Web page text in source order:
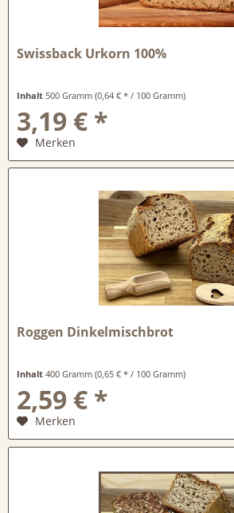
Swissback Urkorn 100%
Inhalt 500 Gramm(0,64 € * / 100 Gramm)
3,19 € *
Merken
Roggen Dinkelmischbrot
Inhalt400 Gramm(0,65 € * / 100 Gramm)
2,59 € *
Merken